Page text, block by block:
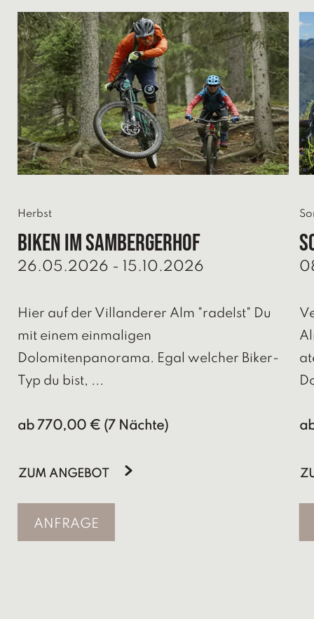
Herbst
BIKEN IM SAMBERGERHOF
26.05.2026 - 15.10.2026
Hier auf der Villanderer Alm "radelst" Du
mit einem einmaligen
Dolomitenpanorama. Egal welcher Biker-
Typ du bist, ...
ab 770,00 € (7 Nächte)
ZUM ANGEBOT
ANFRAGE